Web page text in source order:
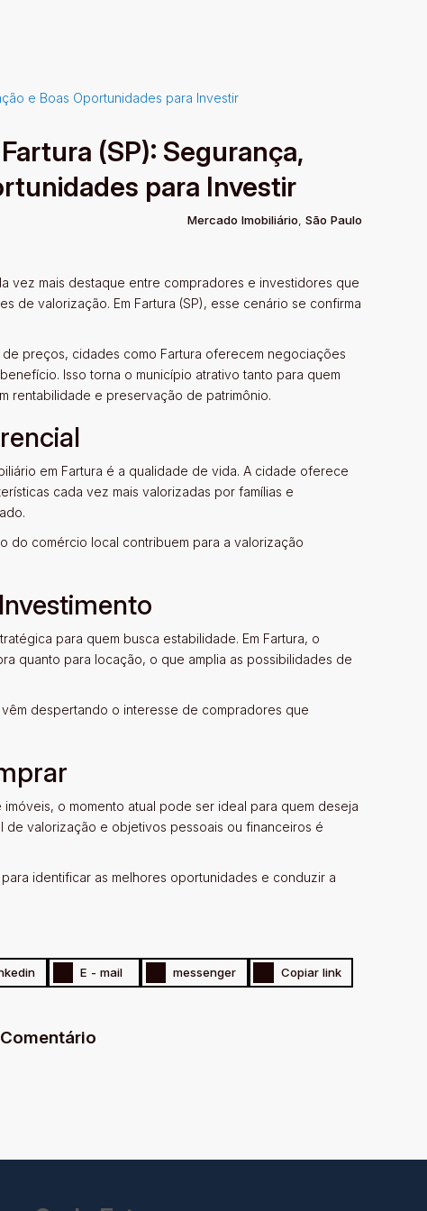
(SP): Segurança,
para Investir
Mercado Imobiliário São Paulo
vez mais destaque entre compradores e investidores que
de valorização. Em Fartura (SP), esse cenário se confirma
preços, cidades como Fartura oferecem negociações
Isso torna o município atrativo tanto para quem
rentabilidade e preservação de patrimônio.
em Fartura é a qualidade de vida. A cidade oferece
cada vez mais valorizadas por famílias e
do comércio local contribuem para a valorização
para quem busca estabilidade. Em Fartura, o
quanto para locação, o que amplia as possibilidades de
despertando o interesse de compradores que
o momento atual pode ser ideal para quem deseja
de valorização e objetivos pessoais ou financeiros é
identificar as melhores oportunidades e conduzir a
E - mail messenger Copiar link